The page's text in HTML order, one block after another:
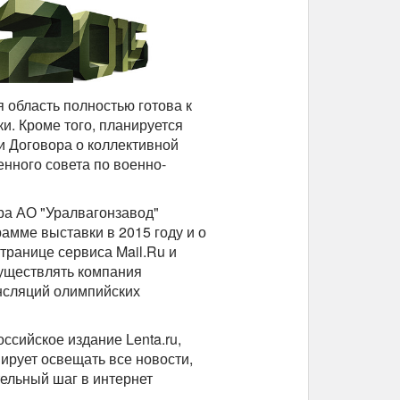
полностью готова к
Кроме того, планируется
о коллективной
совета по военно-
АО "Уралвагонзавод"
выставки в 2015 году и о
сервиса Mail.Ru и
компания
олимпийских
издание Lenta.ru,
освещать все новости,
шаг в интернет